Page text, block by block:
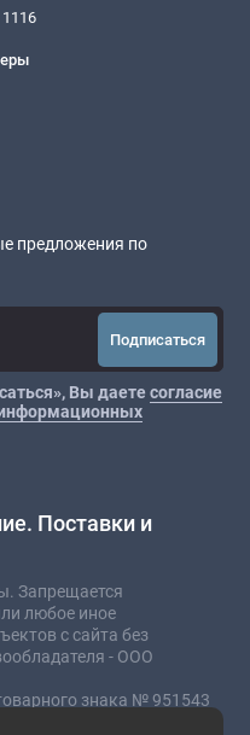
предложения по
Подписаться
Вы даетесогласие
Поставки и
Запрещается
любое иное
с сайта без
- ООО
знака № 951543